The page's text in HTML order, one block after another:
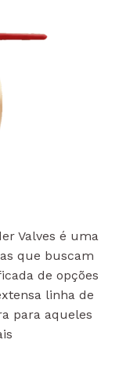
Valves é uma
que buscam
de opções
linha de
para aqueles